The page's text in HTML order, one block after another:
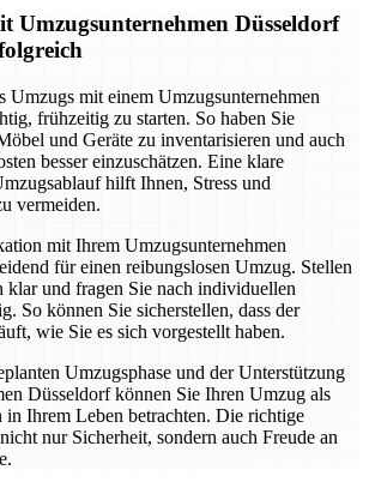
Umzugsunternehmen Düsseldorf
Umzugs mit einem Umzugsunternehmen
frühzeitig zu starten. So haben Sie
und Geräte zu inventarisieren und auch
besser einzuschätzen. Eine klare
hilft Ihnen, Stress und
vermeiden.
mit Ihrem Umzugsunternehmen
für einen reibungslosen Umzug. Stellen
klar und fragen Sie nach individuellen
So können Sie sicherstellen, dass der
wie Sie es sich vorgestellt haben.
Umzugsphase und der Unterstützung
Düsseldorf können Sie Ihren Umzug als
Ihrem Leben betrachten. Die richtige
nur Sicherheit, sondern auch Freude an